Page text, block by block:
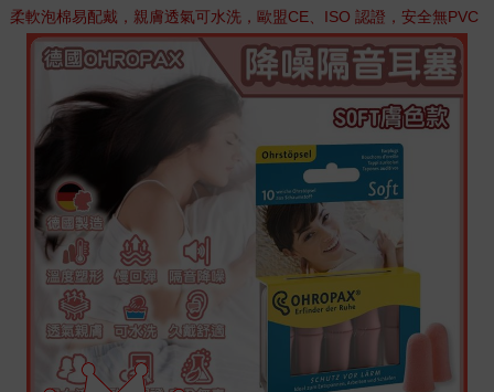
柔軟泡棉易配戴，親膚透氣可水洗，歐盟CE、ISO 認證，安全無PVC